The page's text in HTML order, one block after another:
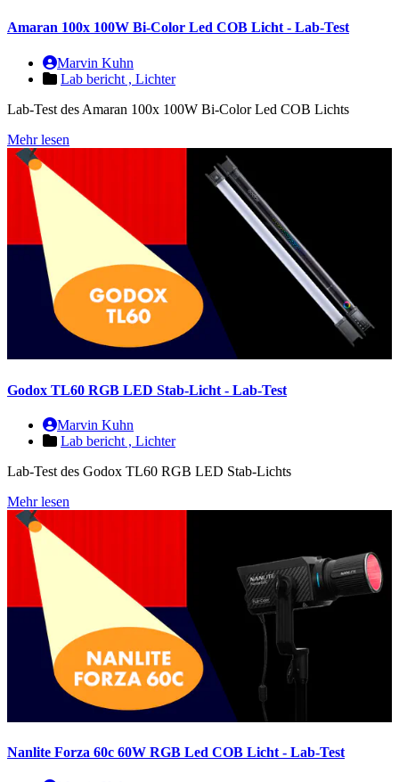
Amaran 100x 100W Bi-Color Led COB Licht - Lab-Test
Marvin Kuhn
Lab bericht , Lichter
Lab-Test des Amaran 100x 100W Bi-Color Led COB Lichts
Mehr lesen
Godox TL60 RGB LED Stab-Licht - Lab-Test
Marvin Kuhn
Lab bericht , Lichter
Lab-Test des Godox TL60 RGB LED Stab-Lichts
Mehr lesen
Nanlite Forza 60c 60W RGB Led COB Licht - Lab-Test